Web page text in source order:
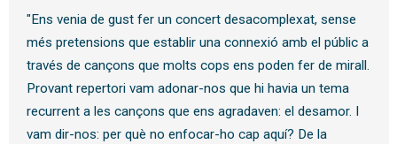
"Ens venia de gust fer un concert desacomplexat, sense
més pretensions que establir una connexió amb el públic a
través de cançons que molts cops ens poden fer de mirall.
Provant repertori vam adonar-nos que hi havia un tema
recurrent a les cançons que ens agradaven: el desamor. I
vam dir-nos: per què no enfocar-ho cap aquí? De la